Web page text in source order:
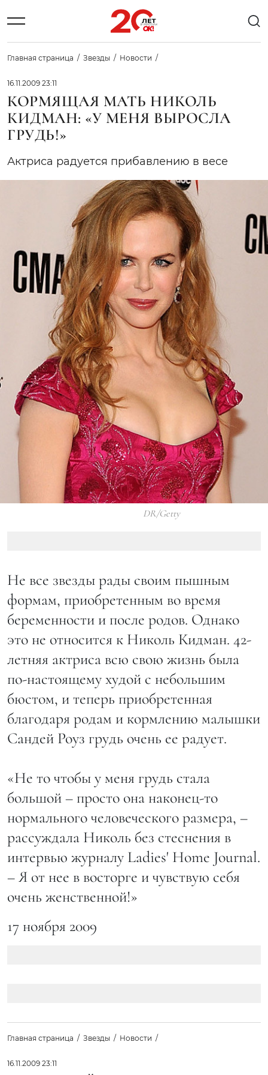
Главная страница Звезды Новости
16.11.2009 23:11
КОРМЯЩАЯ МАТЬ НИКОЛЬ
КИДМАН: «У МЕНЯ ВЫРОСЛА
ГРУДЬ!»
Актриса радуется прибавлению в весе
DR/Getty
Не все звезды рады своим пышным
формам, приобретенным во время
беременности и после родов. Однако
это не относится к Николь Кидман. 42-
летняя актриса всю свою жизнь была
по-настоящему худой с небольшим
бюстом, и теперь приобретенная
благодаря родам и кормлению малышки
Сандей Роуз грудь очень ее радует.
«Не то чтобы у меня грудь стала
большой – просто она наконец-то
нормального человеческого размера, –
рассуждала Николь без стеснения в
интервью журналу Ladies' Home Journal.
– Я от нее в восторге и чувствую себя
очень женственной!»
17 ноября 2009
Главная страница Звезды Новости
16.11.2009 23:11